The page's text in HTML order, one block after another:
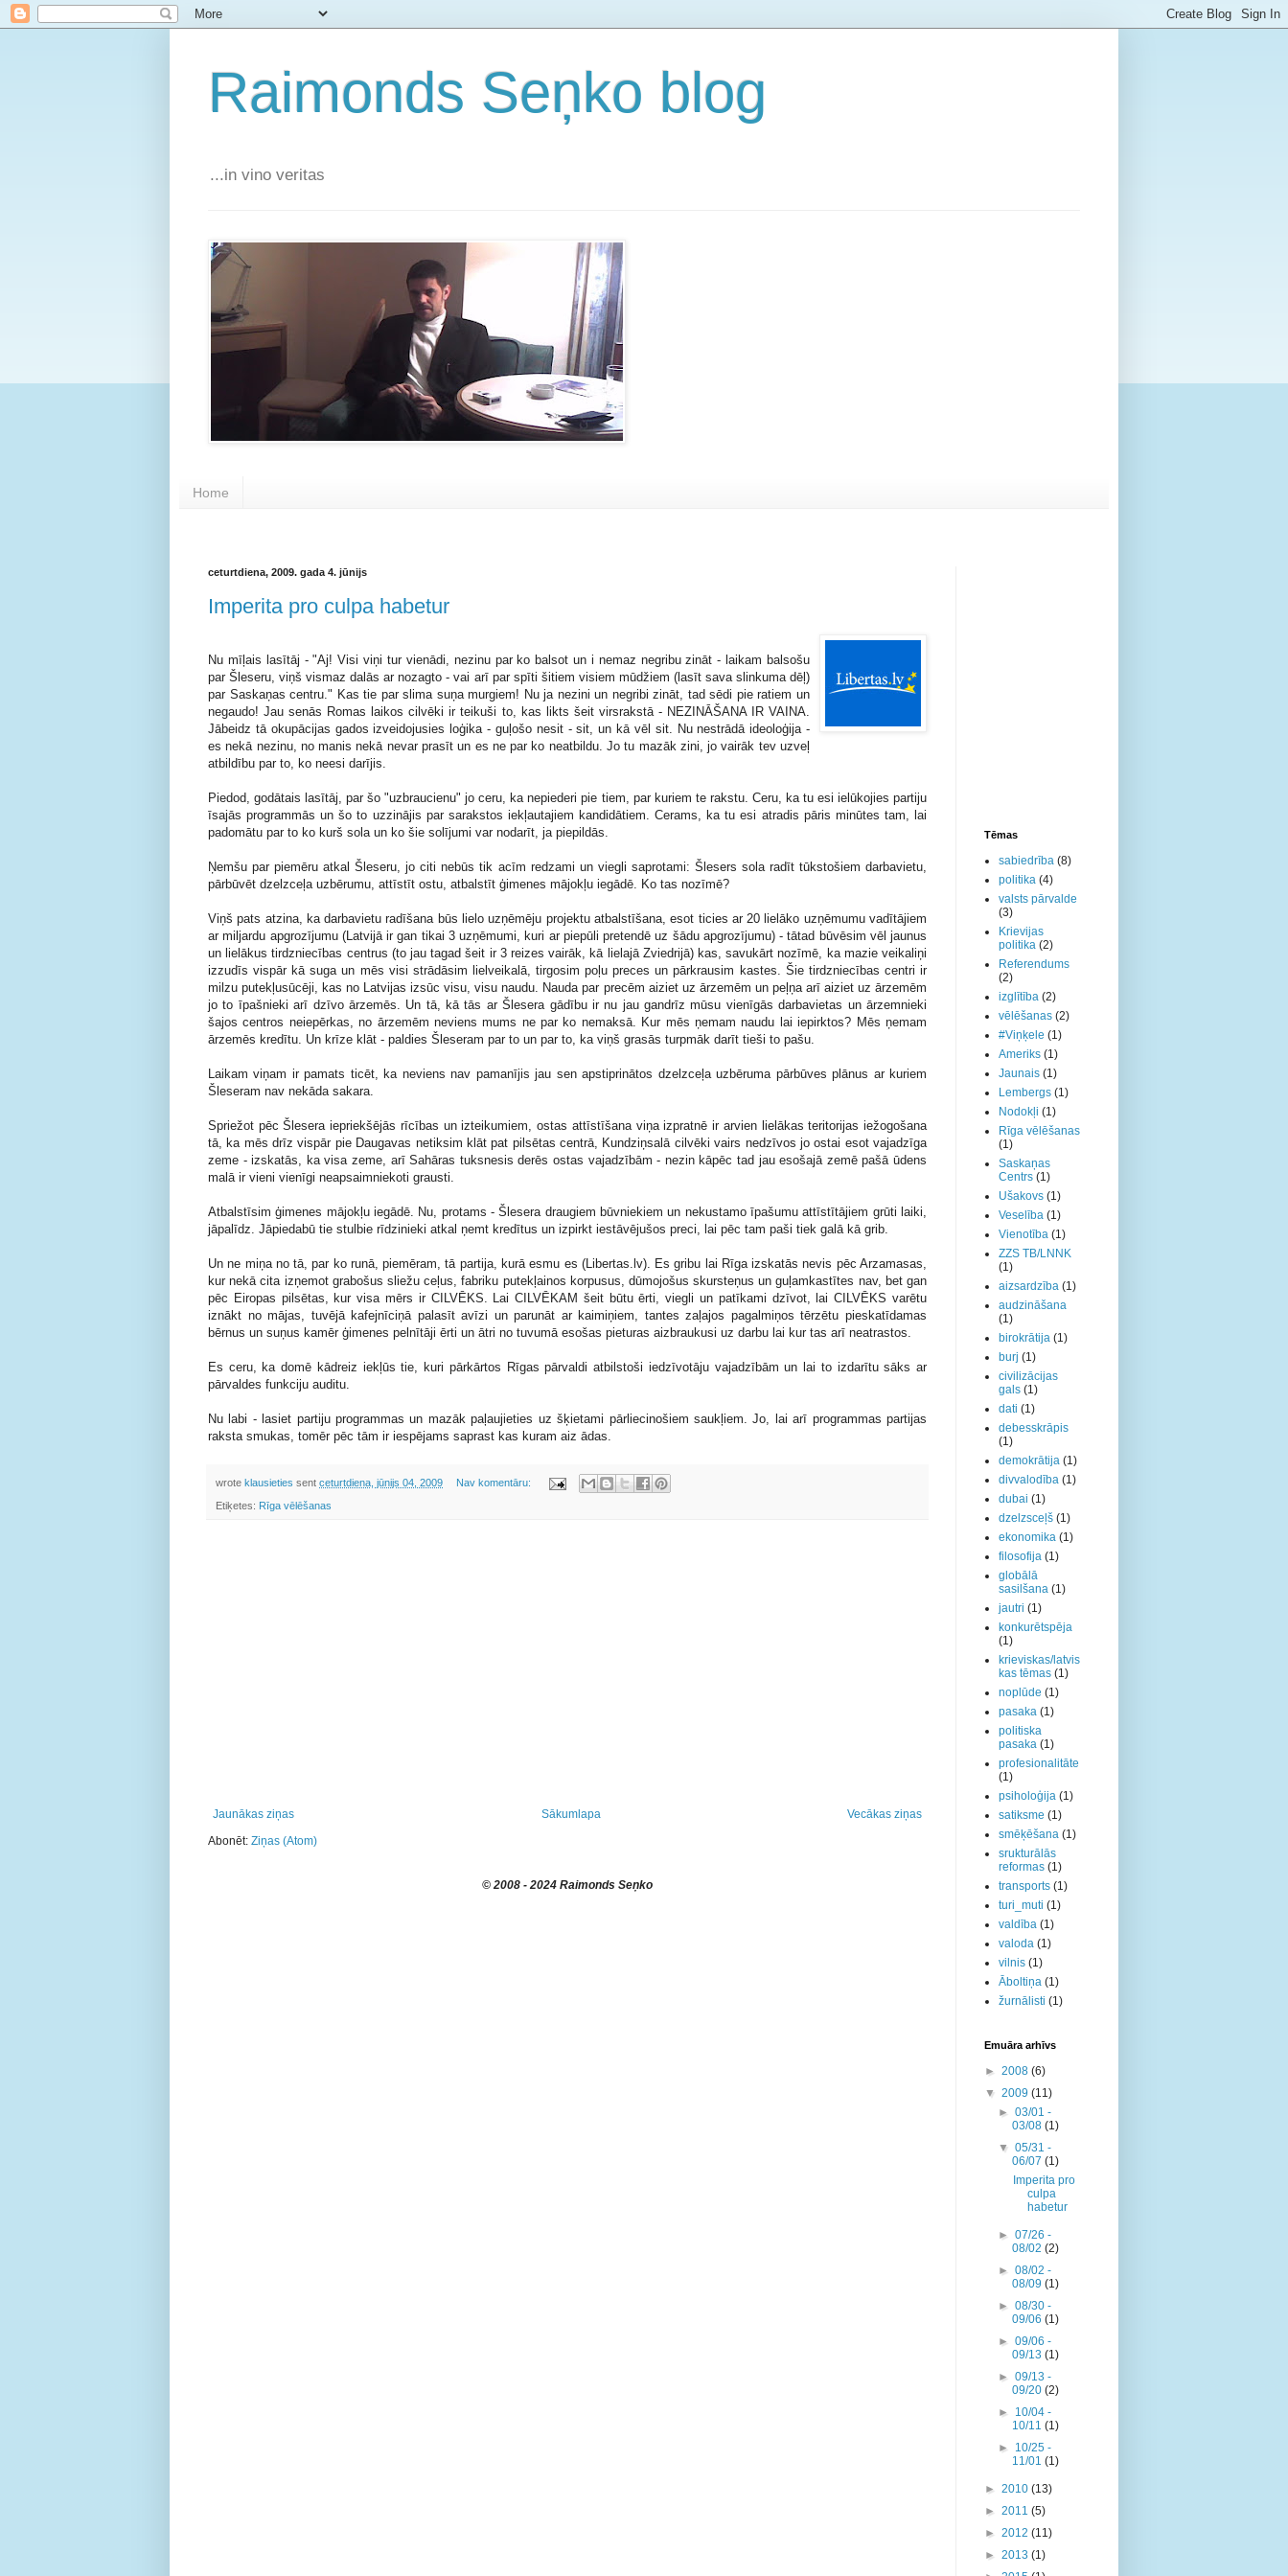
Raimonds Seņko blog
...in vino veritas
Home
ceturtdiena, 2009. gada 4. jūnijs
Imperita pro culpa habetur
Nu mīļais lasītāj - "Aj! Visi viņi tur vienādi, nezinu par ko balsot un i nemaz negribu zināt - laikam balsošu
par Šleseru, viņš vismaz dalās ar nozagto - vai arī par spīti šitiem visiem mūdžiem (lasīt sava slinkuma dēļ)
par Saskaņas centru." Kas tie par slima suņa murgiem! Nu ja nezini un negribi zināt, tad sēdi pie ratiem un
negaudo! Jau senās Romas laikos cilvēki ir teikuši to, kas likts šeit virsrakstā - NEZINĀŠANA IR VAINA.
Jābeidz tā okupācijas gados izveidojusies loģika - guļošo nesit - sit, un kā vēl sit. Nu nestrādā ideoloģija -
es nekā nezinu, no manis nekā nevar prasīt un es ne par ko neatbildu. Jo tu mazāk zini, jo vairāk tev uzveļ
atbildību par to, ko neesi darījis.
Piedod, godātais lasītāj, par šo "uzbraucienu" jo ceru, ka nepiederi pie tiem, par kuriem te rakstu. Ceru, ka tu esi ielūkojies partiju
īsajās programmās un šo to uzzinājis par sarakstos iekļautajiem kandidātiem. Cerams, ka tu esi atradis pāris minūtes tam, lai
padomātu par to ko kurš sola un ko šie solījumi var nodarīt, ja piepildās.
Ņemšu par piemēru atkal Šleseru, jo citi nebūs tik acīm redzami un viegli saprotami: Šlesers sola radīt tūkstošiem darbavietu,
pārbūvēt dzelzceļa uzbērumu, attīstīt ostu, atbalstīt ģimenes mājokļu iegādē. Ko tas nozīmē?
Viņš pats atzina, ka darbavietu radīšana būs lielo uzņēmēju projektu atbalstīšana, esot ticies ar 20 lielāko uzņēmumu vadītājiem
ar miljardu apgrozījumu (Latvijā ir gan tikai 3 uzņēmumi, kuri ar piepūli pretendē uz šādu apgrozījumu) - tātad būvēsim vēl jaunus
un lielākus tirdzniecības centrus (to jau tagad šeit ir 3 reizes vairāk, kā lielajā Zviedrijā) kas, savukārt nozīmē, ka mazie veikaliņi
izzudīs vispār kā suga un mēs visi strādāsim lielveikalā, tirgosim poļu preces un pārkrausim kastes. Šie tirdzniecības centri ir
milzu putekļusūcēji, kas no Latvijas izsūc visu, visu naudu. Nauda par precēm aiziet uz ārzemēm un peļņa arī aiziet uz ārzemēm
jo to īpašnieki arī dzīvo ārzemēs. Un tā, kā tās ar Šlesera gādību ir nu jau gandrīz mūsu vienīgās darbavietas un ārzemnieki
šajos centros neiepērkas, no ārzemēm neviens mums ne par ko nemaksā. Kur mēs ņemam naudu lai iepirktos? Mēs ņemam
ārzemēs kredītu. Un krīze klāt - paldies Šleseram par to un par to, ka viņš grasās turpmāk darīt tieši to pašu.
Laikam viņam ir pamats ticēt, ka neviens nav pamanījis jau sen apstiprinātos dzelzceļa uzbēruma pārbūves plānus ar kuriem
Šleseram nav nekāda sakara.
Spriežot pēc Šlesera iepriekšējās rīcības un izteikumiem, ostas attīstīšana viņa izpratnē ir arvien lielākas teritorijas iežogošana
tā, ka mēs drīz vispār pie Daugavas netiksim klāt pat pilsētas centrā, Kundziņsalā cilvēki vairs nedzīvos jo ostai esot vajadzīga
zeme - izskatās, ka visa zeme, arī Sahāras tuksnesis derēs ostas vajadzībām - nezin kāpēc tad jau esošajā zemē pašā ūdens
malā ir vieni vienīgi neapsaimniekoti grausti.
Atbalstīsim ģimenes mājokļu iegādē. Nu, protams - Šlesera draugiem būvniekiem un nekustamo īpašumu attīstītājiem grūti laiki,
jāpalīdz. Jāpiedabū tie stulbie rīdzinieki atkal ņemt kredītus un izpirkt iestāvējušos preci, lai pēc tam paši tiek galā kā grib.
Un ne miņa no tā, par ko runā, piemēram, tā partija, kurā esmu es (Libertas.lv). Es gribu lai Rīga izskatās nevis pēc Arzamasas,
kur nekā cita izņemot grabošus sliežu ceļus, fabriku putekļainos korpusus, dūmojošus skursteņus un guļamkastītes nav, bet gan
pēc Eiropas pilsētas, kur visa mērs ir CILVĒKS. Lai CILVĒKAM šeit būtu ērti, viegli un patīkami dzīvot, lai CILVĒKS varētu
iznākt no mājas, tuvējā kafejnīciņā palasīt avīzi un parunāt ar kaimiņiem, tantes zaļajos pagalmiņos tērzētu pieskatīdamas
bērnus un suņus kamēr ģimenes pelnītāji ērti un ātri no tuvumā esošas pieturas aizbraukusi uz darbu lai kur tas arī neatrastos.
Es ceru, ka domē kādreiz iekļūs tie, kuri pārkārtos Rīgas pārvaldi atbilstoši iedzīvotāju vajadzībām un lai to izdarītu sāks ar
pārvaldes funkciju auditu.
Nu labi - lasiet partiju programmas un mazāk paļaujieties uz šķietami pārliecinošiem saukļiem. Jo, lai arī programmas partijas
raksta smukas, tomēr pēc tām ir iespējams saprast kas kuram aiz ādas.
wrote klausieties sent ceturtdiena, jūnijs 04, 2009 Nav komentāru:
Etiķetes: Rīga vēlēšanas
Jaunākas ziņas Vecākas ziņas
Sākumlapa
Abonēt: Ziņas (Atom)
© 2008 - 2024 Raimonds Seņko
Tēmas
sabiedrība (8)
politika (4)
valsts pārvalde
(3)
Krievijas
politika (2)
Referendums
(2)
izglītība (2)
vēlēšanas (2)
#Viņķele (1)
Ameriks (1)
Jaunais (1)
Lembergs (1)
Nodokļi (1)
Rīga vēlēšanas
(1)
Saskaņas
Centrs (1)
Ušakovs (1)
Veselība (1)
Vienotība (1)
ZZS TB/LNNK
(1)
aizsardzība (1)
audzināšana
(1)
birokrātija (1)
burj (1)
civilizācijas
gals (1)
dati (1)
debesskrāpis
(1)
demokrātija (1)
divvalodība (1)
dubai (1)
dzelzsceļš (1)
ekonomika (1)
filosofija (1)
globālā
sasilšana (1)
jautri (1)
konkurētspēja
(1)
krieviskas/latvis
kas tēmas (1)
noplūde (1)
pasaka (1)
politiska
pasaka (1)
profesionalitāte
(1)
psiholoģija (1)
satiksme (1)
smēķēšana (1)
srukturālās
reformas (1)
transports (1)
turi_muti (1)
valdība (1)
valoda (1)
vilnis (1)
Āboltiņa (1)
žurnālisti (1)
Emuāra arhīvs
► 2008 (6)
▼ 2009 (11)
►03/01 -
03/08(1)
▼05/31 -
06/07(1)
Imperita pro
culpa
habetur
►07/26 -
08/02(2)
►08/02 -
08/09(1)
►08/30 -
09/06(1)
►09/06 -
09/13(1)
►09/13 -
09/20(2)
► 10/04 -
10/11(1)
► 10/25 -
11/01(1)
► 2010 (13)
► 2011 (5)
► 2012 (11)
► 2013 (1)